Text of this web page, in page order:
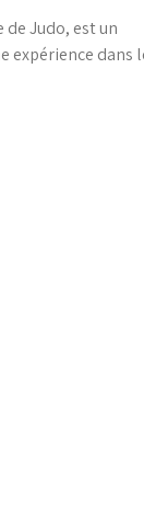
Judo, est un
expérience dans